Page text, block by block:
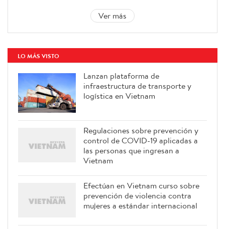
Ver más
LO MÁS VISTO
Lanzan plataforma de
infraestructura de transporte y
logística en Vietnam
Regulaciones sobre prevención y
control de COVID-19 aplicadas a
las personas que ingresan a
Vietnam
Efectúan en Vietnam curso sobre
prevención de violencia contra
mujeres a estándar internacional